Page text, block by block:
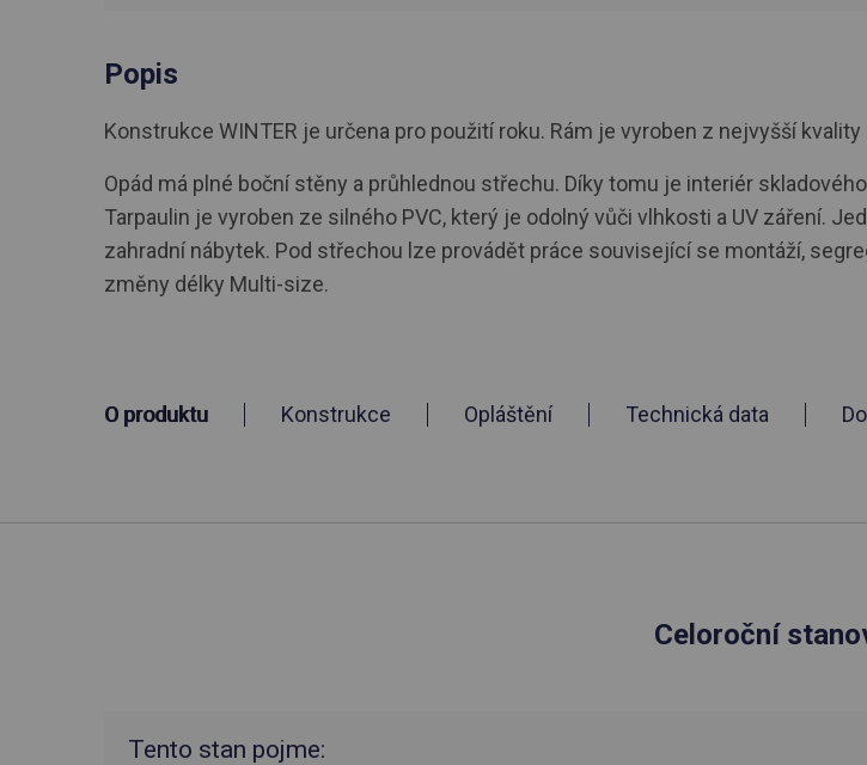
Popis
Konstrukce WINTER je určena pro použití roku. Rám je vyroben z nejvyšší
Opád má plné boční stěny a průhlednou střechu. Díky tomu je interiér
Tarpaulin je vyroben ze silného PVC, který je odolný vůči vlhkosti a UV záření.
zahradní nábytek. Pod střechou lze provádět práce související se montáží,
změny délky Multi-size.
O produktu Konstrukce Opláštění Technická data
Celoroční
Tento stan pojme: